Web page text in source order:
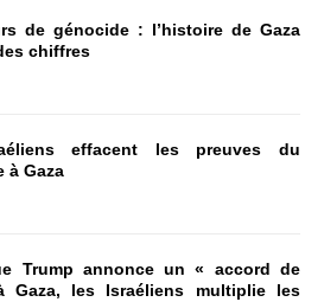
de génocide : l’histoire de Gaza
chiffres
effacent les preuves du
à Gaza
Trump annonce un « accord de
Gaza, les Israéliens multiplie les